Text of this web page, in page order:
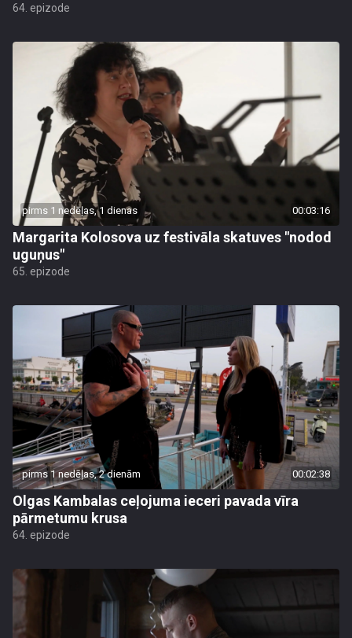
64. epizode
pirms 1 nedēļas, 1 dienas 00:03:16
Margarita Kolosova uz festivāla skatuves "nodod
uguņus"
65. epizode
pirms 1 nedēļas, 2 dienām 00:02:38
Olgas Kambalas ceļojuma ieceri pavada vīra
pārmetumu krusa
64. epizode